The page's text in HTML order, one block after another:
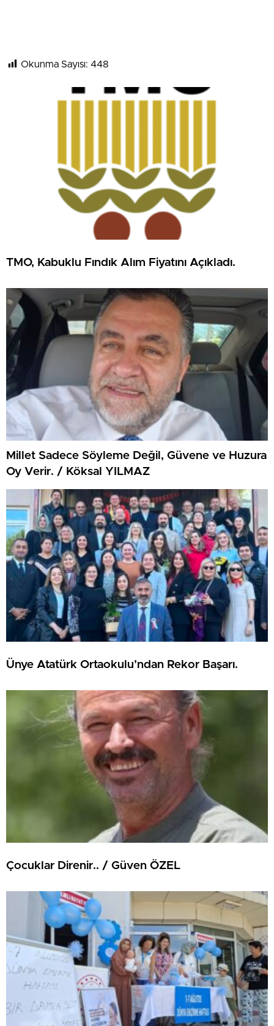
Okunma Sayısı: 448
TMO, Kabuklu Fındık Alım Fiyatını Açıkladı.
Millet Sadece Söyleme Değil, Güvene ve Huzura
Oy Verir. / Köksal YILMAZ
Ünye Atatürk Ortaokulu’ndan Rekor Başarı.
Çocuklar Direnir.. / Güven ÖZEL